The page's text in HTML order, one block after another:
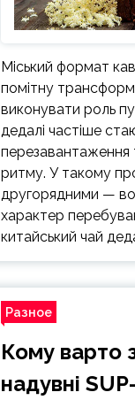
Міський формат
помітну
виконувати роль
дедалі частіше
перезавантаження
ритму. У такому
другорядними —
характер
китайський чай
Разное
Кому варто
надувні